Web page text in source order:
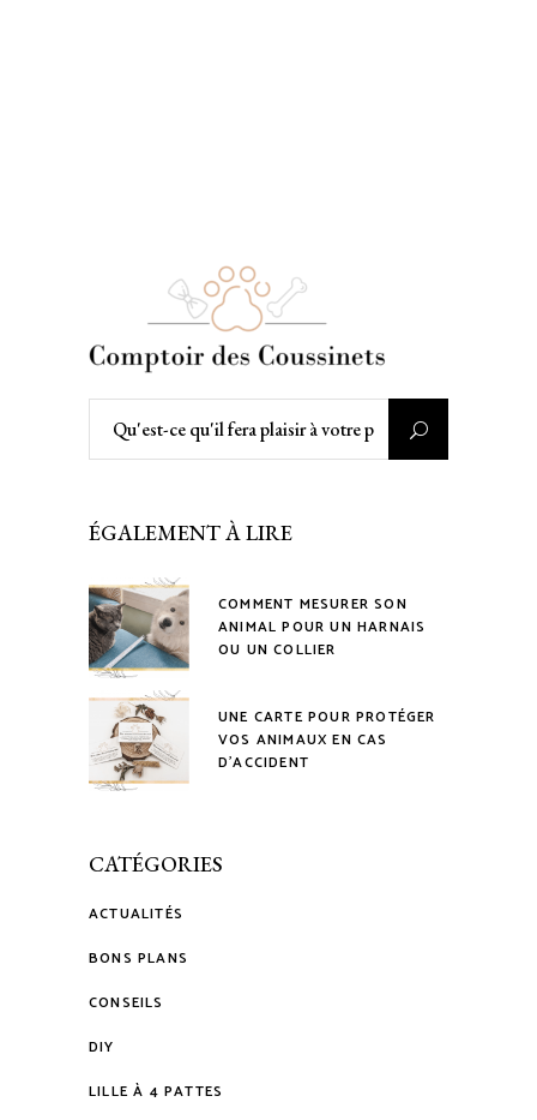
ÉGALEMENT À LIRE
COMMENT MESURER SON
ANIMAL POUR UN HARNAIS
OU UN COLLIER
UNE CARTE POUR PROTÉGER
VOS ANIMAUX EN CAS
D’ACCIDENT
CATÉGORIES
ACTUALITÉS
BONS PLANS
CONSEILS
DIY
LILLE À 4 PATTES